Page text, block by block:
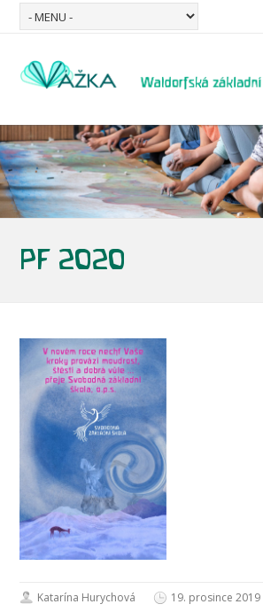
PF 2020
Katarína Hurychová 19. prosince 2019